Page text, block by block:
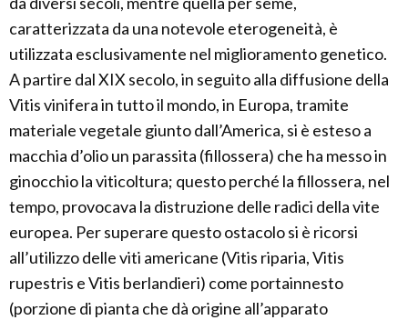
caratterizzata da una notevole eterogeneità, è
utilizzata esclusivamente nel miglioramento genetico.
A partire dal XIX secolo, in seguito alla diffusione della
Vitis vinifera in tutto il mondo, in Europa, tramite
materiale vegetale giunto dall’America, si è esteso a
macchia d’olio un parassita (fillossera) che ha messo in
ginocchio la viticoltura; questo perché la fillossera, nel
tempo, provocava la distruzione delle radici della vite
europea. Per superare questo ostacolo si è ricorsi
all’utilizzo delle viti americane (Vitis riparia, Vitis
rupestris e Vitis berlandieri) come portainnesto
(porzione di pianta che dà origine all’apparato